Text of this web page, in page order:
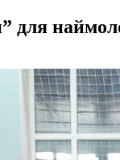
для